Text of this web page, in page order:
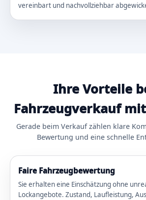
vereinbart und nachvollziehbar
Ihre Vorteile
Fahrzeugverkauf
Gerade beim Verkauf zählen klare
Bewertung und eine schnelle
Faire Fahrzeugbewertung
Sie erhalten eine Einschätzung ohne
Lockangebote. Zustand, Laufleistung,